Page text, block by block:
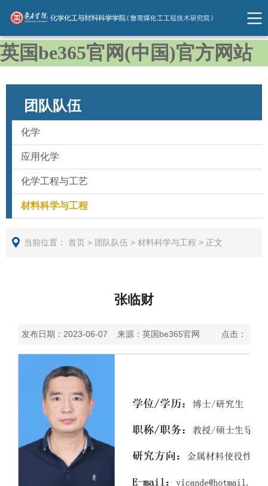
英国be365官网(中国)官方网站
团队队伍
化学
应用化学
化学工程与工艺
材料科学与工程
当前位置： 首页 > 团队队伍 > 材料科学与工程 > 正文
张临财
发布日期：2023-06-07 来源：英国be365官网 点击：